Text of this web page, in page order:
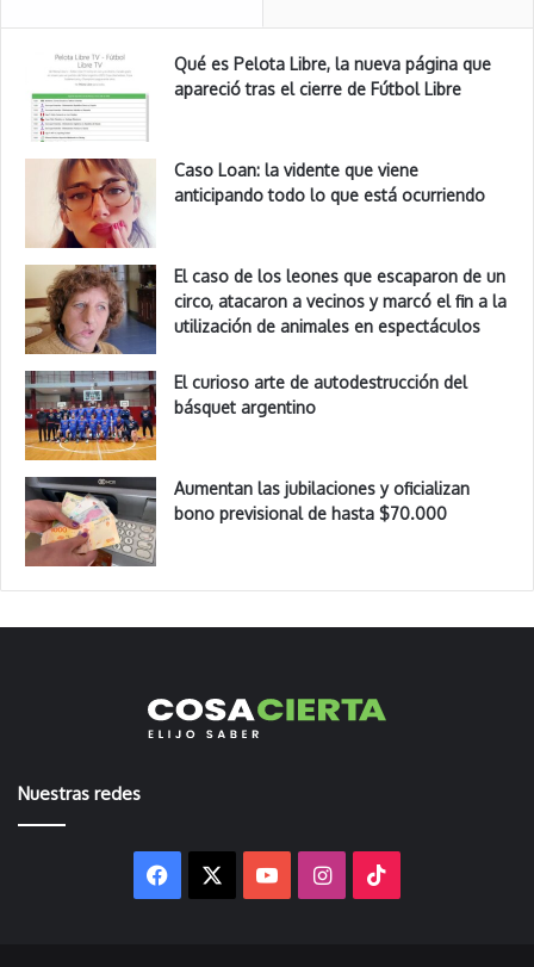
Qué es Pelota Libre, la nueva página que
apareció tras el cierre de Fútbol Libre
Caso Loan: la vidente que viene
anticipando todo lo que está ocurriendo
El caso de los leones que escaparon de un
circo, atacaron a vecinos y marcó el fin a la
utilización de animales en espectáculos
El curioso arte de autodestrucción del
básquet argentino
Aumentan las jubilaciones y oficializan
bono previsional de hasta $70.000
Nuestras redes
Facebook YouTubeInstagram